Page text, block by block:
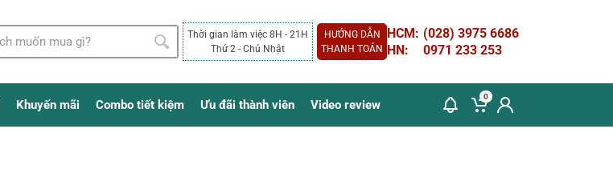
Thời gian làm việc 8H - 21H
Thứ 2 - Chủ Nhật
HƯỚNG DẪN
THANH TOÁN
HCM: (028) 3975 6686
HN:
0971 233 253
Khuyến mãi Combo tiết kiệm Ưu đãi thành viên Video review
0